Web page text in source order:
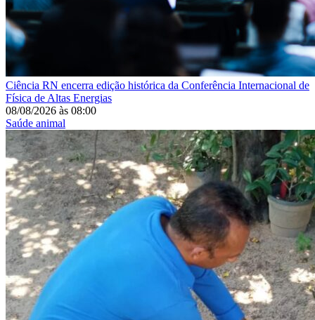
Ciência RN encerra edição histórica da Conferência Internacional de
Física de Altas Energias
08/08/2026 às 08:00
Saúde animal